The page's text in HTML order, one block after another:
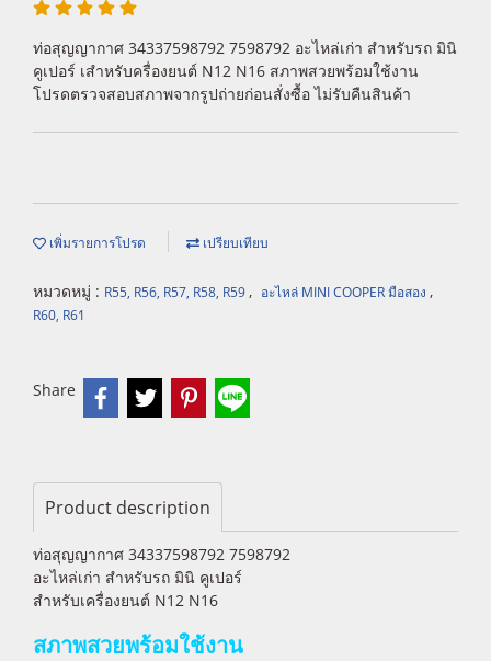
ท่อสุญญากาศ 34337598792 7598792 อะไหล่เก่า สำหรับรถ มินิ
คูเปอร์ เสำหรับครื่องยนต์ N12 N16 สภาพสวยพร้อมใช้งาน
โปรดตรวจสอบสภาพจากรูปถ่ายก่อนสั่งซื้อ ไม่รับคืนสินค้า
เพิ่มรายการโปรด เปรียบเทียบ
หมวดหมู่ : R55, R56, R57, R58, R59, อะไหล่ MINI COOPER มือสอง ,
R60, R61
Share
Product description
ท่อสุญญากาศ 34337598792 7598792
อะไหล่เก่า สำหรับรถ มินิ คูเปอร์
สำหรับเครื่องยนต์ N12 N16
สภาพสวยพร้อมใช้งาน